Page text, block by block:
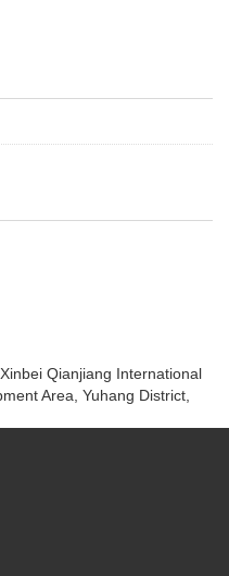
Qianjiang International
Area, Yuhang District,